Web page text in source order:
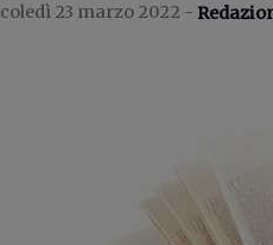
23 marzo 2022 -